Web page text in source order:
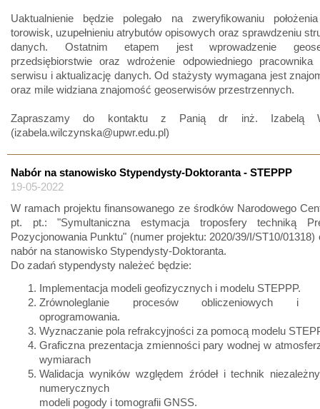
Uaktualnienie będzie polegało na zweryfikowaniu
torowisk, uzupełnieniu atrybutów opisowych oraz sprawdzeniu
danych. Ostatnim etapem jest wprowadzenie
przedsiębiorstwie oraz wdrożenie odpowiedniego pracownika
serwisu i aktualizację danych. Od stażysty wymagana jest
oraz mile widziana znajomość geoserwisów przestrzennych.
Zapraszamy do kontaktu z Panią dr inż. Izabelą
(izabela.wilczynska@upwr.edu.pl)
Nabór na stanowisko Stypendysty-Doktoranta - STEPPP
19-05-2022
W ramach projektu finansowanego ze środków Narodowego
pt. pt.: "Symultaniczna estymacja troposfery techniką
Pozycjonowania Punktu" (numer projektu: 2020/39/I/ST10/01318)
nabór na stanowisko Stypendysty-Doktoranta.
Do zadań stypendysty należeć będzie:
Implementacja modeli geofizycznych i modelu STEPPP.
Zrównoleglanie procesów obliczeniowych i
oprogramowania.
Wyznaczanie pola refrakcyjności za pomocą modelu
Graficzna prezentacja zmienności pary wodnej w
wymiarach
Walidacja wyników względem źródeł i technik
numerycznych
modeli pogody i tomografii GNSS.